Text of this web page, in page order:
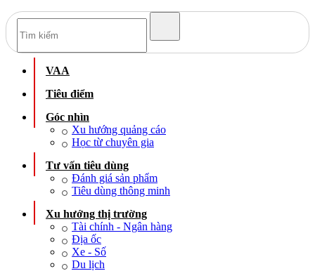
VAA
Tiêu điểm
Góc nhìn
Xu hướng quảng cáo
Học từ chuyên gia
Tư vấn tiêu dùng
Đánh giá sản phẩm
Tiêu dùng thông minh
Xu hướng thị trường
Tài chính - Ngân hàng
Địa ốc
Xe - Số
Du lịch